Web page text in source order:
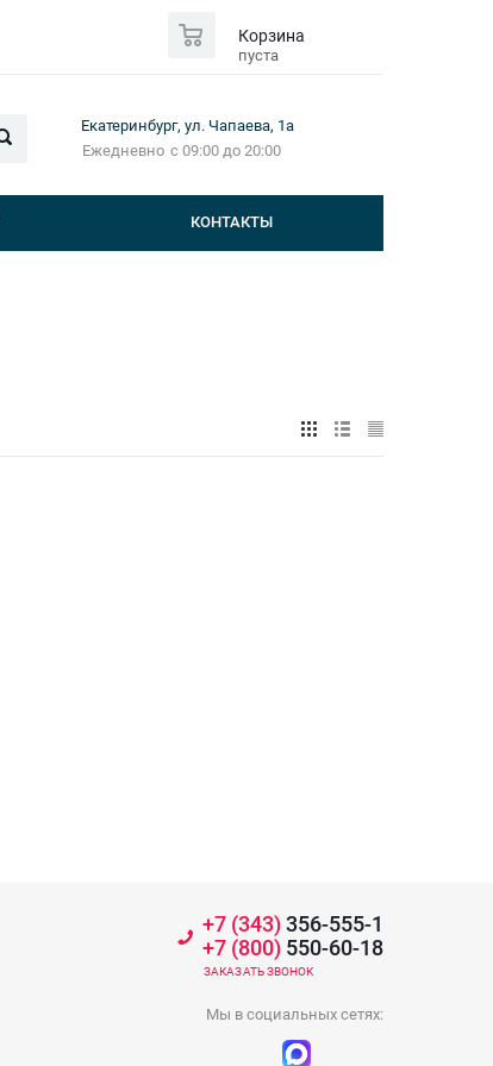
Корзина
пуста
Екатеринбург, ул. Чапаева, 1а
Ежедневно с 09:00 до 20:00
КОНТАКТЫ
+7 (343)356-555-1
+7 (800) 550-60-18
ЗАКАЗАТЬ ЗВОНОК
Мы в социальных сетях: